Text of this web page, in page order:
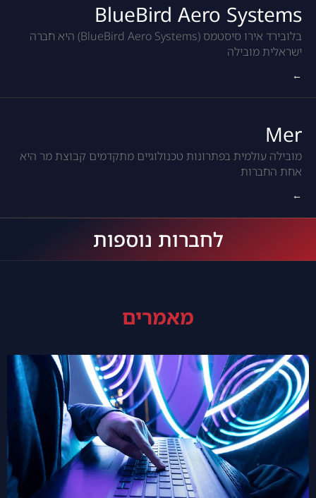
BlueBird Aero Systems
בלובירד אירו סיסטמס (BlueBird Aero Systems) היא חברה
ישראלית מובילה
←
Mer
מובילה עולמית בפתרונות טכנולוגיים מתקדמים קבוצת מר היא
אחת החברות
←
לחברות נוספות
מאמרים